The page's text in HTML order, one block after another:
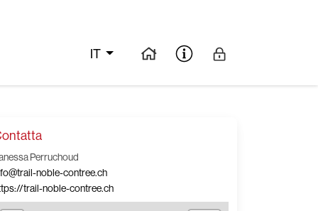
IT
Perruchoud
noble-contree.ch
trail-noble-contree.ch